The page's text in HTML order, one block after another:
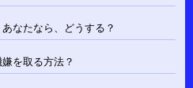
なたなら、どうする？
を取る方法？